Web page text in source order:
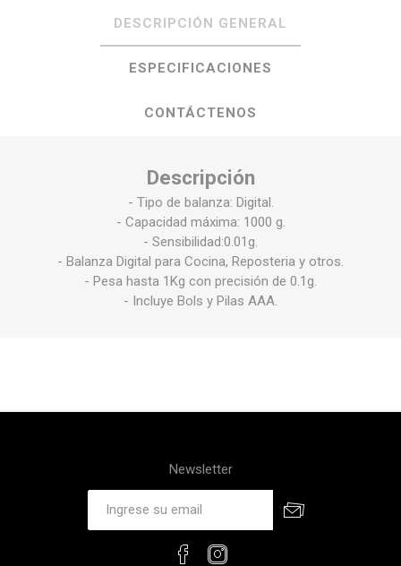
DESCRIPCIÓN GENERAL
ESPECIFICACIONES
CONTÁCTENOS
Descripción
- Tipo de balanza: Digital.
- Capacidad máxima: 1000 g.
- Sensibilidad:0.01g.
- Balanza Digital para Cocina, Reposteria y otros.
- Pesa hasta 1Kg con precisión de 0.1g.
- Incluye Bols y Pilas AAA.
Newsletter